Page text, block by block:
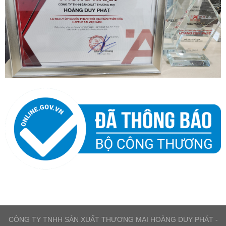
CÔNG TY TNHH SẢN XUẤT THƯƠNG MẠI HOÀNG DUY PHÁT -